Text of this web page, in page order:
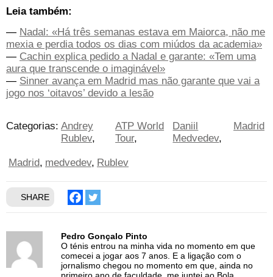
Leia também:
— Nadal: «Há três semanas estava em Maiorca, não me
mexia e perdia todos os dias com miúdos da academia»
— Cachin explica pedido a Nadal e garante: «Tem uma
aura que transcende o imaginável»
— Sinner avança em Madrid mas não garante que vai a
jogo nos ‘oitavos’ devido a lesão
Categorias: Andrey
Rublev
ATP World
Tour
Daniil
Medvedev
Madrid
Madrid medvedev Rublev
SHARE
Pedro Gonçalo Pinto
O ténis entrou na minha vida no momento em que
comecei a jogar aos 7 anos. E a ligação com o
jornalismo chegou no momento em que, ainda no